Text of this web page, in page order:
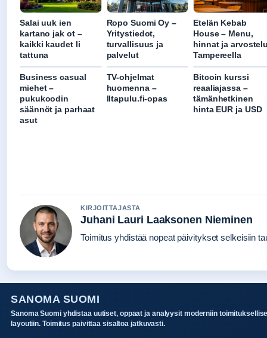
Salai uuk ien
kartano jak ot –
kaikki kaudet li
tattuna
Ropo Suomi Oy –
Yritystiedot,
turvallisuus ja
palvelut
Etelän Kebab
House – Menu,
hinnat ja
Tampereella
Business casual
miehet –
pukukoodin
säännöt ja parhaat
asut
TV-ohjelmat
huomenna –
Iltapulu.fi-opas
Bitcoin kurssi
reaaliajassa –
tämänhetkinen
hinta EUR ja USD
KIRJOITTAJASTA
Juhani Lauri Laaksonen Nieminen
Toimitus yhdistää nopeat päivitykset selkeisiin
SANOMA SUOMI
Sanoma Suomi yhdistaa uutiset, oppaat ja analyysit moderniin
layoutiin. Toimitus paivittaa sisaltoa jatkuvasti.